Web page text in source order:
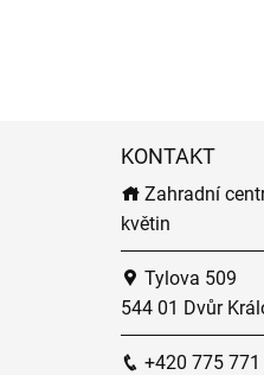
KONTAKT
Zahradní
květin
Tylova 509
544 01 Dvůr
+420 775 771